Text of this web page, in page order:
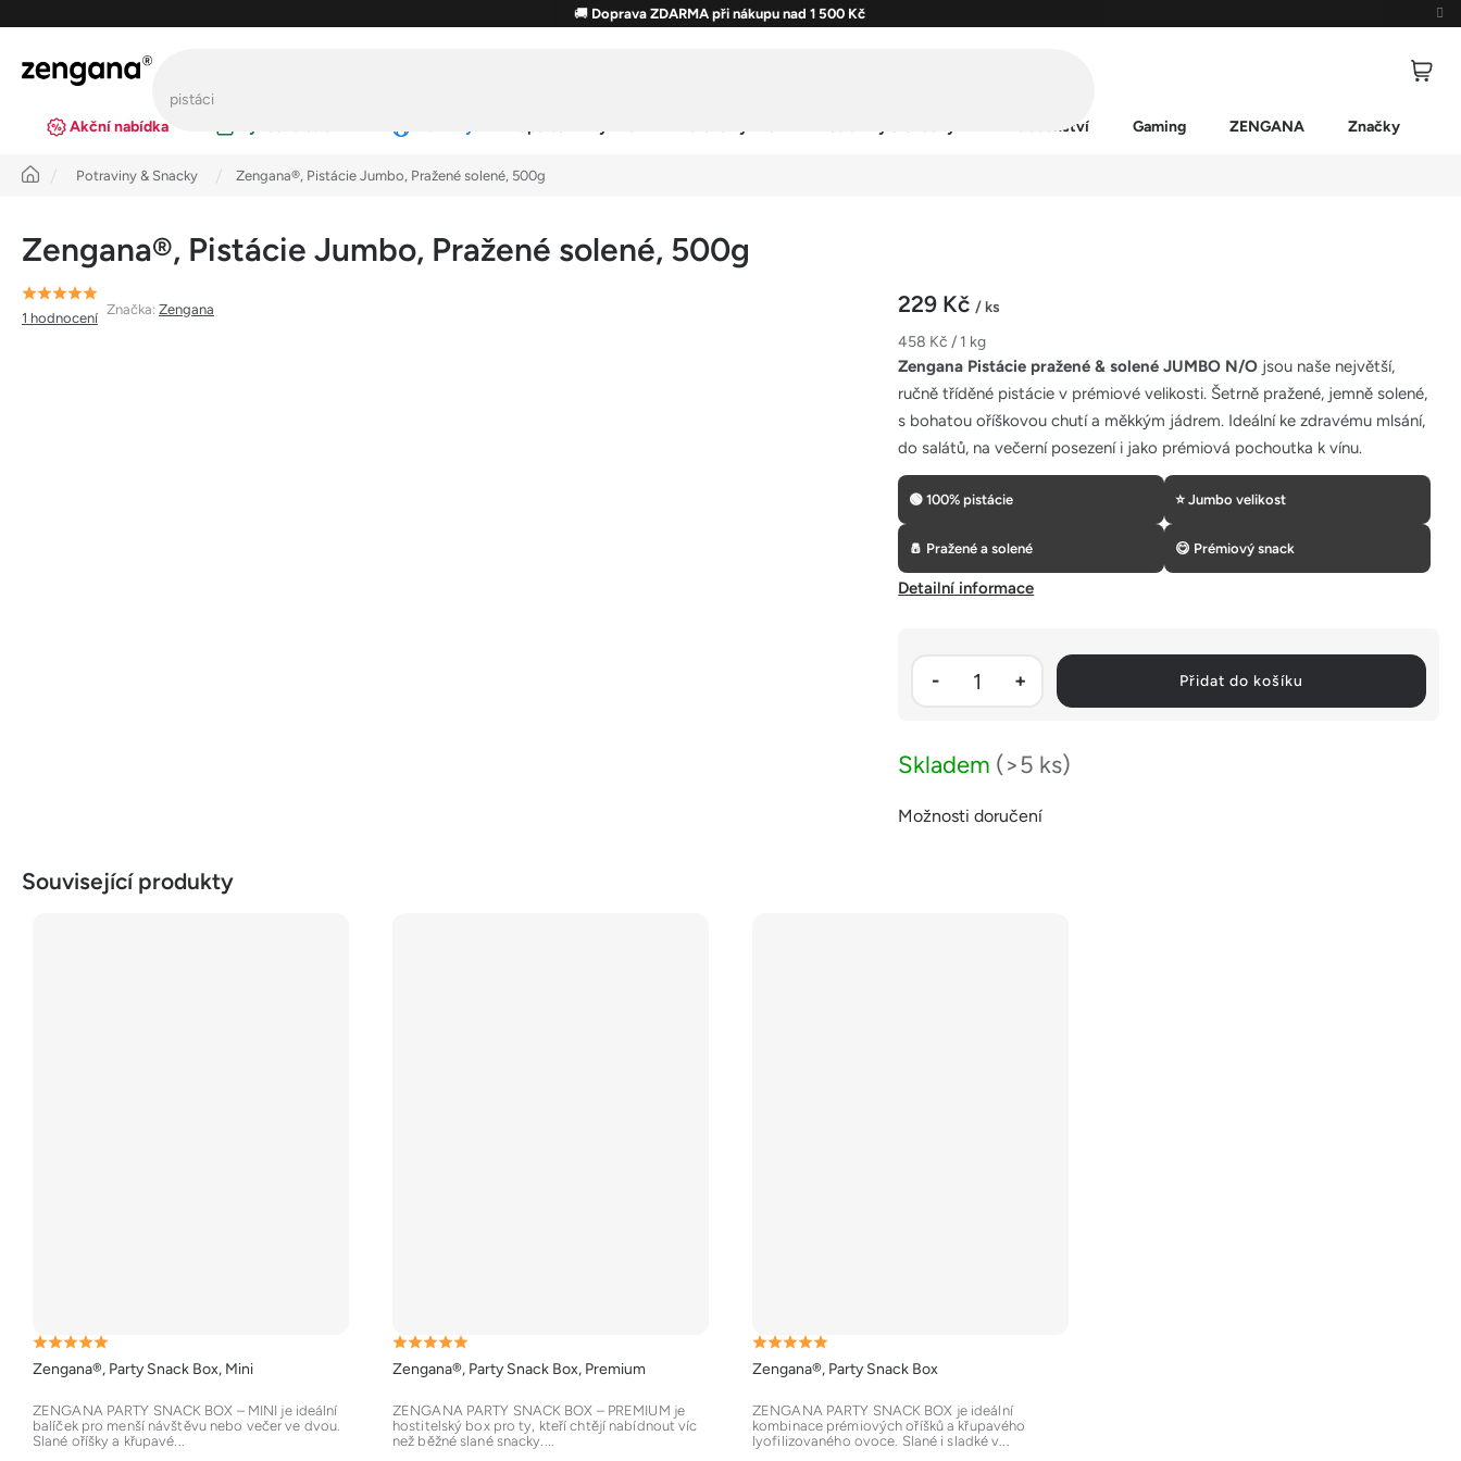
obsah
🚚 Doprava ZDARMA při nákupu nad 1 500 Kč
Akční nabídka Příslušenství Gaming ZENGANA Značky
Úvod Potraviny & Snacky Zengana®, Pistácie Jumbo, Pražené solené, 500g
Zengana®, Pistácie Jumbo, Pražené solené, 500g
Průměrné
hodnocení
1 hodnocení
Značka: Zengana 229 Kč/ ks
Měrná
cena:
458 Kč / 1 kg
Skladem (>5 ks)
Možnosti doručení
Přidat do košíku
Zengana Pistácie pražené & solené JUMBO N/O jsou naše největší,
ručně tříděné pistácie v prémiové velikosti. Šetrně pražené, jemně solené,
s bohatou oříškovou chutí a měkkým jádrem. Ideální ke zdravému mlsání,
do salátů, na večerní posezení i jako prémiová pochoutka k vínu.
🟢 100% pistácie ⭐ Jumbo velikost
🧂 Pražené a solené 😋 Prémiový snack
Detailní informace
Související produkty
Zengana®, Party Snack Box, Mini
Průměrné
hodnocení
produktu
je
ZENGANA PARTY SNACK BOX – MINI je ideální
balíček pro menší návštěvu nebo večer ve dvou.
Slané oříšky a křupavé...
Zengana®, Party Snack Box, Premium
Průměrné
hodnocení
produktu
je
ZENGANA PARTY SNACK BOX – PREMIUM je
hostitelský box pro ty, kteří chtějí nabídnout víc
než běžné slané snacky....
Zengana®, Party Snack Box
Průměrné
hodnocení
produktu
je
ZENGANA PARTY SNACK BOX je ideální
kombinace prémiových oříšků a křupavého
lyofilizovaného ovoce. Slané i sladké v...